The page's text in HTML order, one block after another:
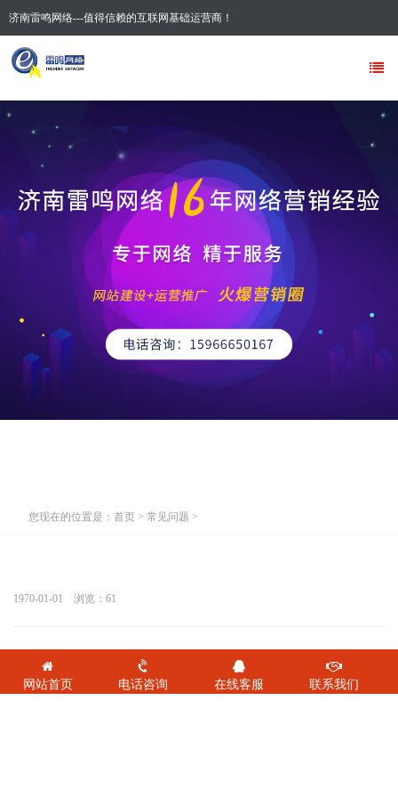
济南雷鸣网络---值得信赖的互联网基础运营商！
您现在的位置是： 首页 > 常见问题 >
1970-01-01 浏览： 61
网站首页 电话咨询 在线客服 联系我们